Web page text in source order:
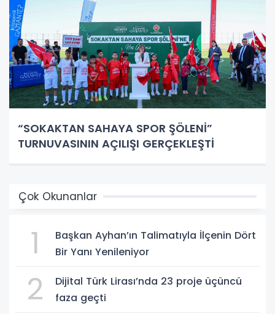
“SOKAKTAN SAHAYA SPOR ŞÖLENİ”
TURNUVASININ AÇILIŞI GERÇEKLEŞTİ
Çok Okunanlar
1
Başkan Ayhan’ın Talimatıyla İlçenin Dört
Bir Yanı Yenileniyor
2
Dijital Türk Lirası’nda 23 proje üçüncü
faza geçti